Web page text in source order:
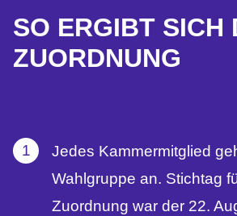
SO ERGIBT SICH
ZUORDNUNG
Jedes Kammermitglied
Wahlgruppe an. Stichtag
Zuordnung war der 22.